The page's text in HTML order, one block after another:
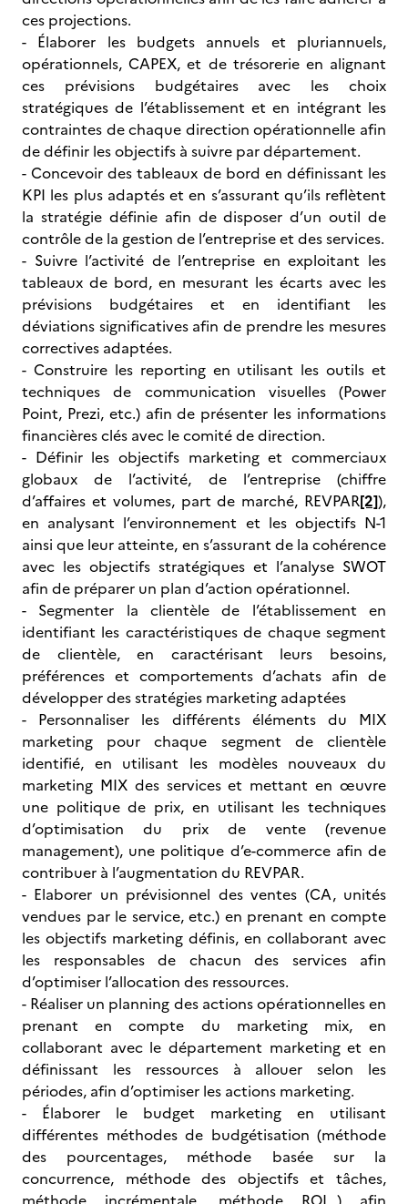
ces projections.
- Élaborer les budgets annuels et pluriannuels,
opérationnels, CAPEX, et de trésorerie en alignant
ces prévisions budgétaires avec les choix
stratégiques de l’établissement et en intégrant les
contraintes de chaque direction opérationnelle afin
de définir les objectifs à suivre par département.
- Concevoir des tableaux de bord en définissant les
KPI les plus adaptés et en s’assurant qu’ils reflètent
la stratégie définie afin de disposer d’un outil de
contrôle de la gestion de l’entreprise et des services.
- Suivre l’activité de l’entreprise en exploitant les
tableaux de bord, en mesurant les écarts avec les
prévisions budgétaires et en identifiant les
déviations significatives afin de prendre les mesures
correctives adaptées.
- Construire les reporting en utilisant les outils et
techniques de communication visuelles (Power
Point, Prezi, etc.) afin de présenter les informations
financières clés avec le comité de direction.
- Définir les objectifs marketing et commerciaux
globaux de l’activité, de l’entreprise (chiffre
d’affaires et volumes, part de marché, REVPAR[2]),
en analysant l’environnement et les objectifs N-1
ainsi que leur atteinte, en s’assurant de la cohérence
avec les objectifs stratégiques et l’analyse SWOT
afin de préparer un plan d’action opérationnel.
- Segmenter la clientèle de l’établissement en
identifiant les caractéristiques de chaque segment
de clientèle, en caractérisant leurs besoins,
préférences et comportements d’achats afin de
développer des stratégies marketing adaptées
- Personnaliser les différents éléments du MIX
marketing pour chaque segment de clientèle
identifié, en utilisant les modèles nouveaux du
marketing MIX des services et mettant en œuvre
une politique de prix, en utilisant les techniques
d’optimisation du prix de vente (revenue
management), une politique d’e-commerce afin de
contribuer à l’augmentation du REVPAR.
- Elaborer un prévisionnel des ventes (CA, unités
vendues par le service, etc.) en prenant en compte
les objectifs marketing définis, en collaborant avec
les responsables de chacun des services afin
d’optimiser l’allocation des ressources.
- Réaliser un planning des actions opérationnelles en
prenant en compte du marketing mix, en
collaborant avec le département marketing et en
définissant les ressources à allouer selon les
périodes, afin d’optimiser les actions marketing.
- Élaborer le budget marketing en utilisant
différentes méthodes de budgétisation (méthode
des pourcentages, méthode basée sur la
concurrence, méthode des objectifs et tâches,